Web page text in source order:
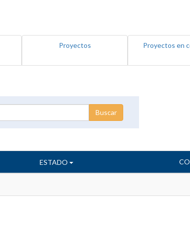
Proyectos Proyectos en
ESTADO